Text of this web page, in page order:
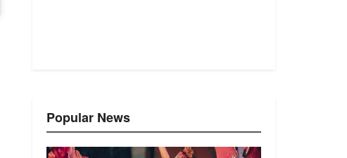
Popular News